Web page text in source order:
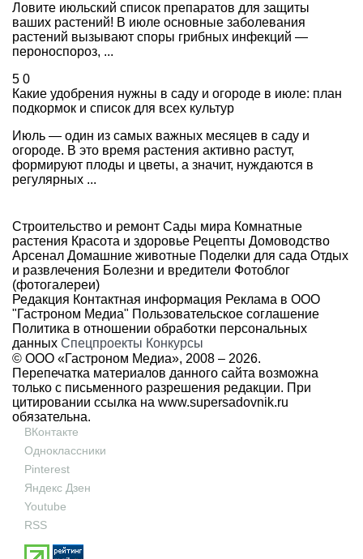
Ловите июльский список препаратов для защиты
ваших растений! В июле основные заболевания
растений вызывают споры грибных инфекций —
пероноспороз, ...
5 0
Какие удобрения нужны в саду и огороде в июле: план
подкормок и список для всех культур
Июль — один из самых важных месяцев в саду и
огороде. В это время растения активно растут,
формируют плоды и цветы, а значит, нуждаются в
регулярных ...
Строительство и ремонт Сады мира Комнатные
растения Красота и здоровье Рецепты Домоводство
Арсенал Домашние животные Поделки для сада Отдых
и развлечения Болезни и вредители Фотоблог
(фотогалереи)
Редакция Контактная информация Реклама в ООО
"Гастроном Медиа" Пользовательское соглашение
Политика в отношении обработки персональных
данных Спецпроекты Конкурсы
© ООО «Гастроном Медиа», 2008 – 2026.
Перепечатка материалов данного сайта возможна
только с письменного разрешения редакции. При
цитировании ссылка на www.supersadovnik.ru
обязательна.
ВКонтакте
Одноклассники
Pinterest
Яндекс Дзен
Youtube
RSS